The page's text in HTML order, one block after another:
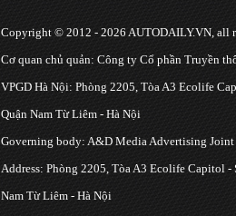
Copyright © 2012 - 2026 AUTODAILY.VN, all
Cơ quan chủ quản: Công ty Cổ phần Truyền
VPGD Hà Nội: Phòng 2205, Tòa A3 Ecolife
Quận Nam Từ Liêm - Hà Nội
Governing body: A&D Media Advertising
Address: Phòng 2205, Tòa A3 Ecolife Capitol
Nam Từ Liêm - Hà Nội